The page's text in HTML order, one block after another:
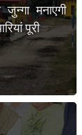
मनाएगी
पूरी